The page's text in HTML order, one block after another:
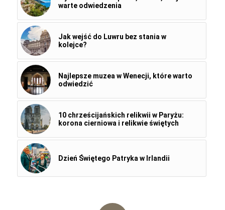
warte odwiedzenia
Jak wejść do Luwru bez stania w
kolejce?
Najlepsze muzea w Wenecji, które warto
odwiedzić
10 chrześcijańskich relikwii w Paryżu:
korona cierniowa i relikwie świętych
Dzień Świętego Patryka w Irlandii